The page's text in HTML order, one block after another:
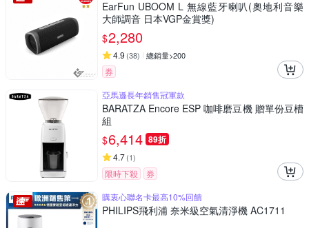
EarFun UBOOM L 無線藍牙喇叭(奧地利音樂
大師調音 日本VGP金賞獎)
$2,280
4.9 (38) 總銷量>200
券
亞馬遜長年銷售冠軍款
BARATZA Encore ESP 咖啡磨豆機 贈單份豆槽
組
$6,414 89折
4.7(1)
限時下殺
券
購衷心聯名卡最高10%回饋
PHILIPS飛利浦 奈米級空氣清淨機 AC1711